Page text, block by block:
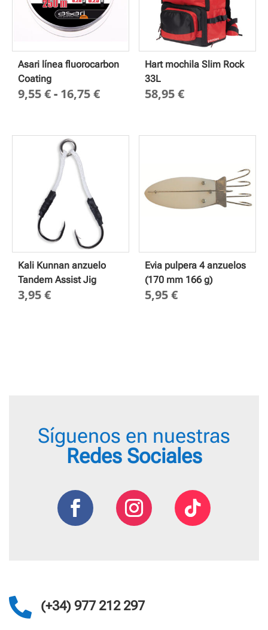
Asari línea fluorocarbon
Coating
9,55€- 16,75€Rango
desde
Hart mochila Slim Rock
33L
58,95€
Kali Kunnan anzuelo
Tandem Assist Jig
3,95€
Evia pulpera 4 anzuelos
(170 mm 166 g)
5,95€
Síguenos en nuestras
Redes Sociales
 (+34) 977 212 297